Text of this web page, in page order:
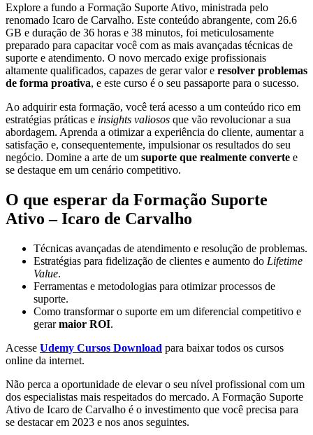
Explore a fundo a Formação Suporte Ativo, ministrada pelo
renomado Icaro de Carvalho. Este conteúdo abrangente, com 26.6
GB e duração de 36 horas e 38 minutos, foi meticulosamente
preparado para capacitar você com as mais avançadas técnicas de
suporte e atendimento. O novo mercado exige profissionais
altamente qualificados, capazes de gerar valor e resolver problemas
de forma proativa, e este curso é o seu passaporte para o sucesso.
Ao adquirir esta formação, você terá acesso a um conteúdo rico em
estratégias práticas e insights valiosos que vão revolucionar a sua
abordagem. Aprenda a otimizar a experiência do cliente, aumentar a
satisfação e, consequentemente, impulsionar os resultados do seu
negócio. Domine a arte de um suporte que realmente converte e
se destaque em um cenário competitivo.
O que esperar da Formação Suporte
Ativo – Icaro de Carvalho
Técnicas avançadas de atendimento e resolução de problemas.
Estratégias para fidelização de clientes e aumento do Lifetime
Value.
Ferramentas e metodologias para otimizar processos de
suporte.
Como transformar o suporte em um diferencial competitivo e
gerarmaior ROI.
Acesse Udemy Cursos Download para baixar todos os cursos
online da internet.
Não perca a oportunidade de elevar o seu nível profissional com um
dos especialistas mais respeitados do mercado. A Formação Suporte
Ativo de Icaro de Carvalho é o investimento que você precisa para
se destacar em 2023 e nos anos seguintes.